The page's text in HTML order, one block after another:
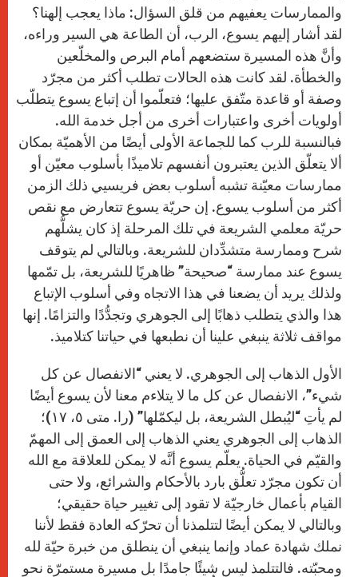
والممارسات يعفيهم من قلق السؤال: ماذا يعجب إلهنا؟
لقد أشار إليهم يسوع، الرب، أن الطاعة هي السير وراءه،
وأنَّ هذه المسيرة ستضعهم أمام البرص والمخلّعين
والخطأة. لقد كانت هذه الحالات تطلب أكثر من مجرّد
وصفة أو قاعدة متّفق عليها؛ فتعلّموا أن إتباع يسوع يتطلّب
أولويات أخرى واعتبارات أخرى من أجل خدمة الله.
فبالنسبة للرب كما للجماعة الأولى أيضًا من الأهميّة بمكان
ألا يتعلّق الذين يعتبرون أنفسهم تلاميذًا بأسلوب معيّن أو
ممارسات معيّنة تشبه أسلوب بعض فريسيي ذلك الزمن
أكثر من أسلوب يسوع. إن حريّة يسوع تتعارض مع نقص
حريّة معلمي الشريعة في تلك المرحلة إذ كان يشلُّهم
شرح وممارسة متشدِّدان للشريعة. وبالتالي لم يتوقف
يسوع عند ممارسة “صحيحة” ظاهريًا للشريعة، بل تمّمها
ولذلك يريد أن يضعنا في هذا الاتجاه وفي أسلوب الإتباع
هذا والذي يتطلب ذهابًا إلى الجوهري وتجدُّدًا والتزامًا. إنها
مواقف ثلاثة ينبغي علينا أن نطبعها في حياتنا كتلاميذ.
الأول الذهاب إلى الجوهري. لا يعني “الانفصال عن كل
شيء”، الانفصال عن كل ما لا يتلاءم معنا لأن يسوع أيضًا
لم يأتِ “ليُبطل الشريعة، بل ليكمّلها” (را. متى ٥، ۱۷)؛
الذهاب إلى الجوهري يعني الذهاب إلى العمق إلى المهمّ
والقيّم في الحياة. يعلّم يسوع أنَّه لا يمكن للعلاقة مع الله
أن تكون مجرّد تعلُّق بارد بالأحكام والشرائع، ولا حتى
القيام بأعمال خارجيّة لا تقود إلى تغيير حياة حقيقي؛
وبالتالي لا يمكن أيضًا لتتلمذنا أن تحرّكه العادة فقط لأننا
نملك شهادة عماد وإنما ينبغي أن ينطلق من خبرة حيّة لله
ومحبّته. فالتتلمذ ليس شيئًا جامدًا بل مسيرة مستمرّة نحو